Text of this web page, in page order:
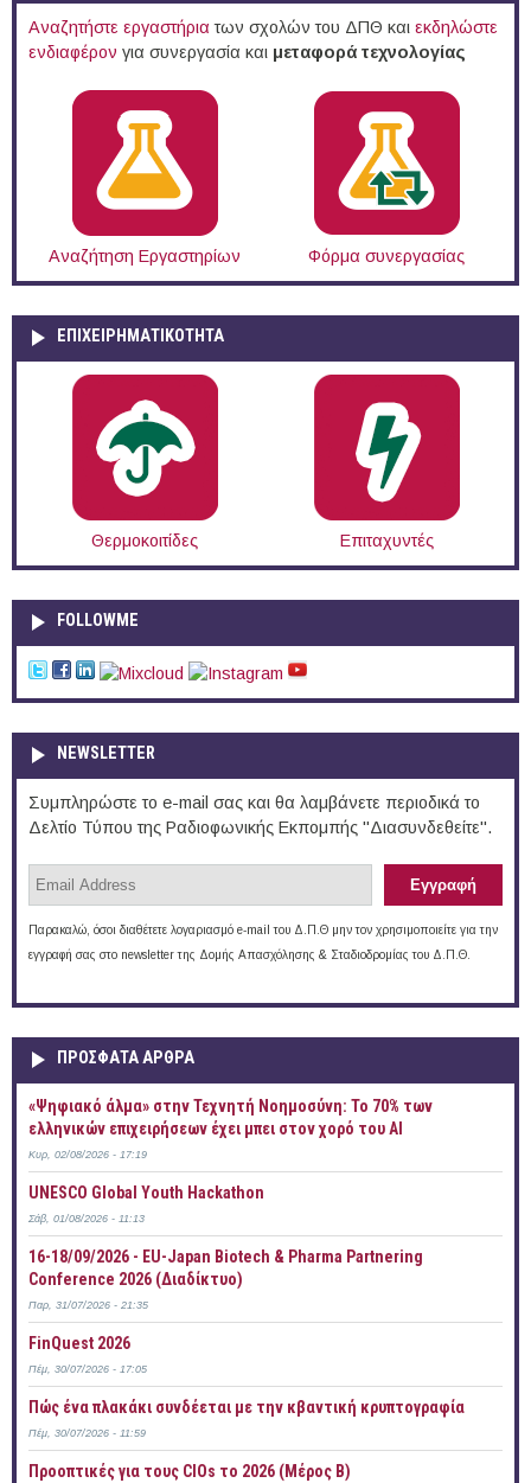
Αναζητήστε εργαστήρια των σχολών του ΔΠΘ και εκδηλώστε
ενδιαφέρον για συνεργασία και μεταφορά τεχνολογίας
Αναζήτηση Εργαστηρίων Φόρμα συνεργασίας
ΕΠΙΧΕΙΡΗΜΑΤΙΚΟΤΗΤΑ
Θερμοκοιτίδες Επιταχυντές
FOLLOWME
NEWSLETTER
Συμπληρώστε το e-mail σας και θα λαμβάνετε περιοδικά το
Δελτίο Τύπου της Ραδιοφωνικής Εκπομπής "Διασυνδεθείτε".
Παρακαλώ, όσοι διαθέτετε λογαριασμό e-mail του Δ.Π.Θ μην τον χρησιμοποιείτε για την
εγγραφή σας στο newsletter της Δομής Απασχόλησης & Σταδιοδρομίας του Δ.Π.Θ.
ΠΡOΣΦΑΤΑ AΡΘΡΑ
«Ψηφιακό άλμα» στην Τεχνητή Νοημοσύνη: Το 70% των
ελληνικών επιχειρήσεων έχει μπει στον χορό του AI
Κυρ, 02/08/2026 - 17:19
UNESCO Global Youth Hackathon
Σάβ, 01/08/2026 - 11:13
16-18/09/2026 - EU-Japan Biotech & Pharma Partnering
Conference 2026 (Διαδίκτυο)
Παρ, 31/07/2026 - 21:35
FinQuest 2026
Πέμ, 30/07/2026 - 17:05
Πώς ένα πλακάκι συνδέεται με την κβαντική κρυπτογραφία
Πέμ, 30/07/2026 - 11:59
Προοπτικές για τους CIOs το 2026 (Μέρος Β)